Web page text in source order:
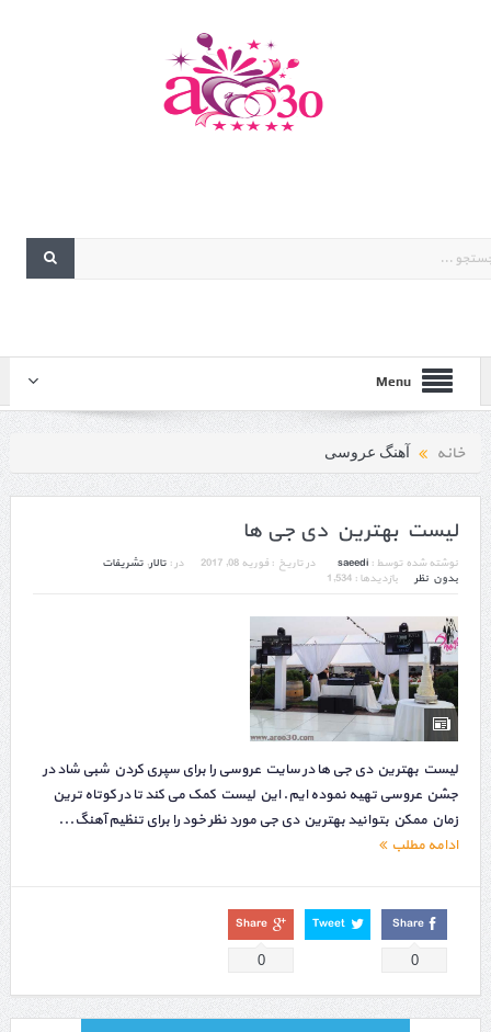
Menu
خانه آهنگ عروسی
لیست بهترین دی جی ها
نوشته شده توسط : saeedi در تاریخ : فوریه 08, 2017 در : تالار, تشریفات
بدون نظر
بازدیدها : 1,534
لیست بهترین دی جی ها در سایت عروسی را برای سپری کردن شبی شاد در
جشن عروسی تهیه نموده ایم. این لیست کمک می کند تا در کوتاه ترین
زمان ممکن بتوانید بهترین دی جی مورد نظر خود را برای تنظیم آهنگ...
ادامه مطلب
Share
0
Tweet
Share
0